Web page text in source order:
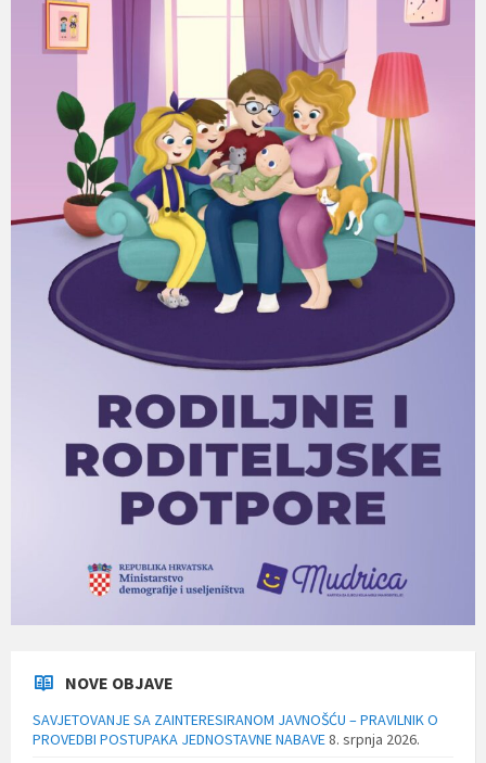
NOVE OBJAVE
SAVJETOVANJE SA ZAINTERESIRANOM JAVNOŠĆU – PRAVILNIK O
PROVEDBI POSTUPAKA JEDNOSTAVNE NABAVE8. srpnja 2026.